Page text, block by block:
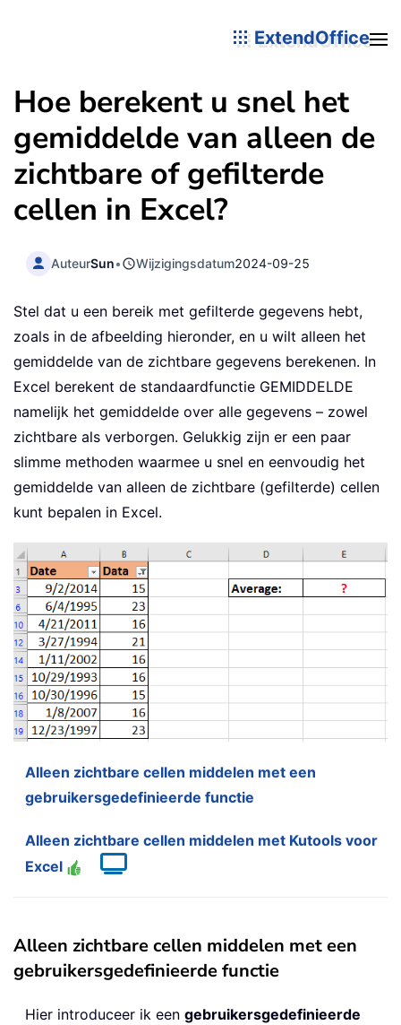
ExtendOffice
Hoe berekent u snel het
gemiddelde van alleen de
zichtbare of gefilterde
cellen in Excel?
AuteurSun• Wijzigingsdatum2024-09-25
Stel dat u een bereik met gefilterde gegevens hebt,
zoals in de afbeelding hieronder, en u wilt alleen het
gemiddelde van de zichtbare gegevens berekenen. In
Excel berekent de standaardfunctie GEMIDDELDE
namelijk het gemiddelde over alle gegevens – zowel
zichtbare als verborgen. Gelukkig zijn er een paar
slimme methoden waarmee u snel en eenvoudig het
gemiddelde van alleen de zichtbare (gefilterde) cellen
kunt bepalen in Excel.
Alleen zichtbare cellen middelen met een
gebruikersgedefinieerde functie
Alleen zichtbare cellen middelen met Kutools voor
Excel
Alleen zichtbare cellen middelen met een
gebruikersgedefinieerde functie
Hier introduceer ik een gebruikersgedefinieerde